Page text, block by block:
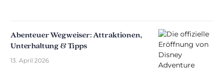
Abenteuer Wegweiser: Attraktionen,
Unterhaltung & Tipps
13. April 2026